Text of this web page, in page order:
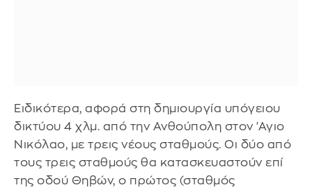
Ειδικότερα, αφορά στη δημιουργία υπόγειου
δικτύου 4 χλμ. από την Ανθούπολη στον 'Αγιο
Νικόλαο, με τρεις νέους σταθμούς. Οι δύο από
τους τρεις σταθμούς θα κατασκευαστούν επί
της οδού Θηβών, ο πρώτος (σταθμός